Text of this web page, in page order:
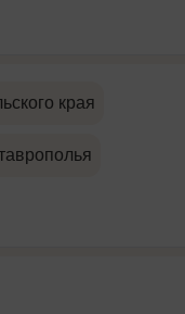
края